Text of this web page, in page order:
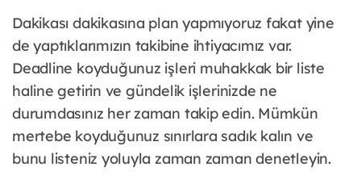
Dakikası dakikasına plan yapmıyoruz fakat yine
de yaptıklarımızın takibine ihtiyacımız var.
Deadline koyduğunuz işleri muhakkak bir liste
haline getirin ve gündelik işlerinizde ne
durumdasınız her zaman takip edin. Mümkün
mertebe koyduğunuz sınırlara sadık kalın ve
bunu listeniz yoluyla zaman zaman denetleyin.